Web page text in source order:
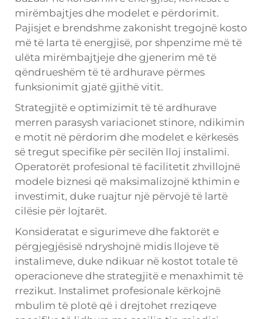
mirëmbajtjes dhe modelet e përdorimit.
Pajisjet e brendshme zakonisht tregojnë kosto
më të larta të energjisë, por shpenzime më të
ulëta mirëmbajtjeje dhe gjenerim më të
qëndrueshëm të të ardhurave përmes
funksionimit gjatë gjithë vitit.
Strategjitë e optimizimit të të ardhurave
merren parasysh variacionet stinore, ndikimin
e motit në përdorim dhe modelet e kërkesës
së tregut specifike për secilën lloj instalimi.
Operatorët profesional të facilitetit zhvillojnë
modele biznesi që maksimalizojnë kthimin e
investimit, duke ruajtur një përvojë të lartë
cilësie për lojtarët.
Konsideratat e sigurimeve dhe faktorët e
përgjegjësisë ndryshojnë midis llojeve të
instalimeve, duke ndikuar në kostot totale të
operacioneve dhe strategjitë e menaxhimit të
rrezikut. Instalimet profesionale kërkojnë
mbulim të plotë që i drejtohet rreziqeve